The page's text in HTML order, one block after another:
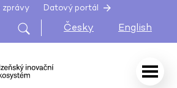
zprávy Datový portál
Česky English